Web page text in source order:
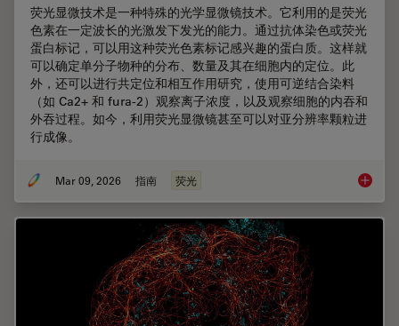
荧光显微技术是一种特殊的光学显微镜技术。它利用的是荧光
色素在一定波长的光激发下发光的能力。通过抗体染色或荧光
蛋白标记，可以用这种荧光色素标记感兴趣的蛋白质。这样就
可以确定单分子物种的分布、数量及其在细胞内的定位。此
外，还可以进行共定位和相互作用研究，使用可逆结合染料
（如 Ca2+ 和 fura-2）观察离子浓度，以及观察细胞的内吞和
外吞过程。如今，利用荧光显微镜甚至可以对亚分辨率颗粒进
行成像。
Mar 09, 2026 指南 荧光 显微镜